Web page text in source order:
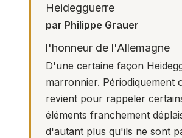
Heidegguerre
par Philippe Grauer
l'honneur de l'Allemagne
D'une certaine façon
marronnier. Périodiquement
revient pour rappeler
éléments franchement
d'autant plus qu'ils ne sont